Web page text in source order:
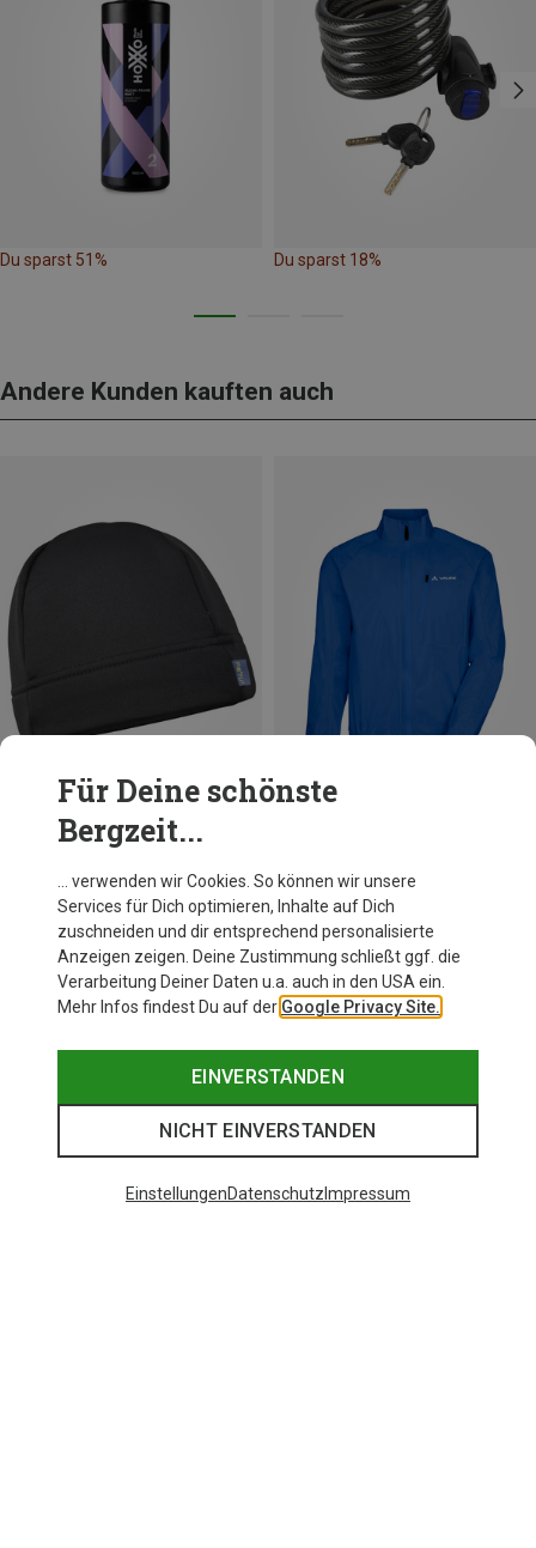
Du sparst 51% Du sparst 18%
Andere Kunden kauften auch
Du sparst 11%
Für Deine schönste
Bergzeit...
… verwenden wir Cookies. So können wir unsere
Services für Dich optimieren, Inhalte auf Dich
zuschneiden und dir entsprechend personalisierte
Anzeigen zeigen. Deine Zustimmung schließt ggf. die
Verarbeitung Deiner Daten u.a. auch in den USA ein.
Mehr Infos findest Du auf der Google Privacy Site.
EINVERSTANDEN
NICHT EINVERSTANDEN
EinstellungenDatenschutz Impressum